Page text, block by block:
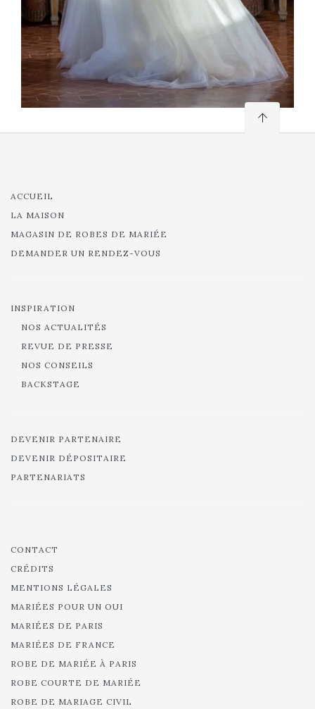
ACCUEIL
LA MAISON
MAGASIN DE ROBES DE MARIÉE
DEMANDER UN RENDEZ-VOUS
INSPIRATION
NOS ACTUALITÉS
REVUE DE PRESSE
NOS CONSEILS
BACKSTAGE
DEVENIR PARTENAIRE
DEVENIR DÉPOSITAIRE
PARTENARIATS
CONTACT
CRÉDITS
MENTIONS LÉGALES
MARIÉES POUR UN OUI
MARIÉES DE PARIS
MARIÉES DE FRANCE
ROBE DE MARIÉE À PARIS
ROBE COURTE DE MARIÉE
ROBE DE MARIAGE CIVIL